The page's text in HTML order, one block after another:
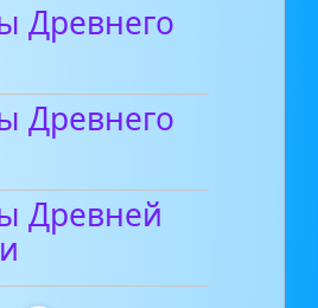
Древнего
Древнего
Древней